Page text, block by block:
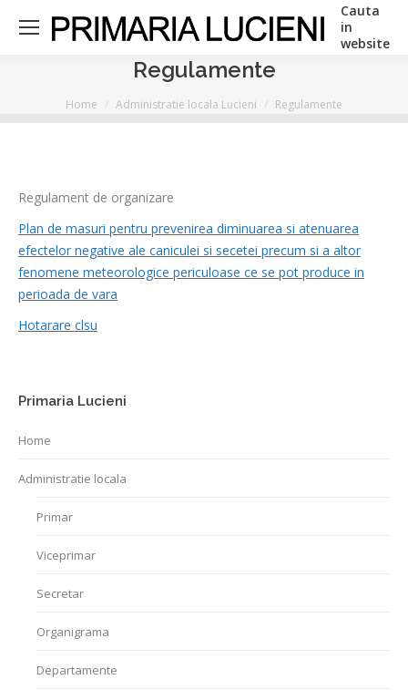
Search:
Cauta
in
website
Regulamente
You are here:
Home Administratie locala Lucieni Regulamente
Regulament de organizare
Plan de masuri pentru prevenirea diminuarea si atenuarea
efectelor negative ale caniculei si secetei precum si a altor
fenomene meteorologice periculoase ce se pot produce in
perioada de vara
Hotarare clsu
Primaria Lucieni
Home
Administratie locala
Primar
Viceprimar
Secretar
Organigrama
Departamente